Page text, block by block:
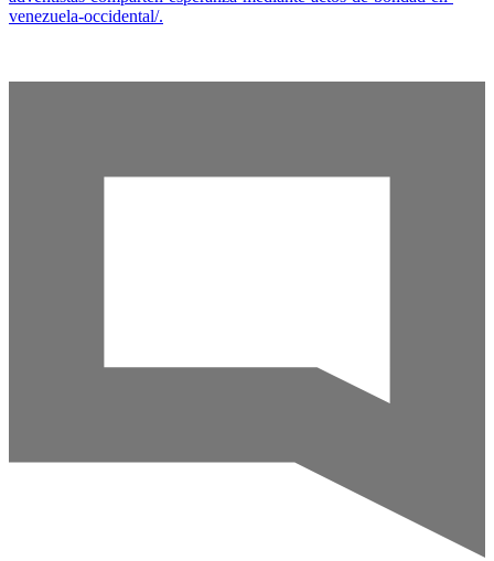
venezuela-occidental/.